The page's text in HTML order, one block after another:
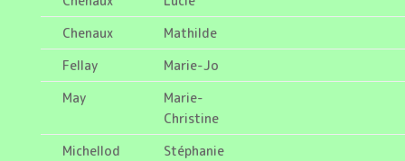
Chenaux
Mathilde
Fellay
Marie-Jo
May
Marie-
Christine
Michellod
Stéphanie